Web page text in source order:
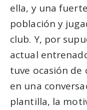
ella, y una
población y
club. Y, por
actual
tuve ocasión
en una
plantilla, la